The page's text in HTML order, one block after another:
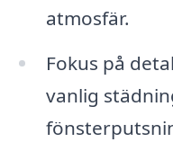
atmosfär.
Fokus på
vanlig